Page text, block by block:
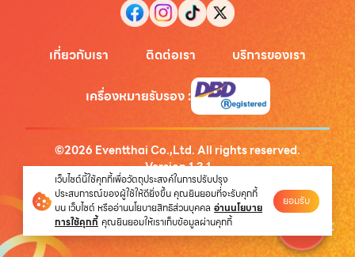
เกี่ยวกับเรา ติดต่อเรา บริการของเรา
เครื่องหมายรับรอง:
©2026 Eventthai Co.,Ltd. All rights reserved.
Version1.3.1
นโยบายความเป็นส่วนตัว
เว็บไซต์นี้ใช้คุกกี้เพื่อวัตถุประสงค์ในการปรับปรุง
ประสบการณ์ของผู้ใช้ให้ดียิ่งขึ้น คุณยินยอมที่จะรับคุกกี้
บน เว็บไซต์ หรืออ่านนโยบายสิทธิส่วนบุคคล อ่านนโยบาย
การใช้คุกกี้ คุณยินยอมให้เราเก็บข้อมูลผ่านคุกกี้
ยอมรับ